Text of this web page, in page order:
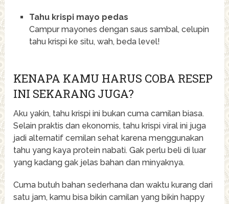
Tahu krispi mayo pedas
Campur mayones dengan saus sambal, celupin
tahu krispi ke situ, wah, beda level!
KENAPA KAMU HARUS COBA RESEP
INI SEKARANG JUGA?
Aku yakin, tahu krispi ini bukan cuma camilan biasa.
Selain praktis dan ekonomis, tahu krispi viral ini juga
jadi alternatif cemilan sehat karena menggunakan
tahu yang kaya protein nabati. Gak perlu beli di luar
yang kadang gak jelas bahan dan minyaknya.
Cuma butuh bahan sederhana dan waktu kurang dari
satu jam, kamu bisa bikin camilan yang bikin happy